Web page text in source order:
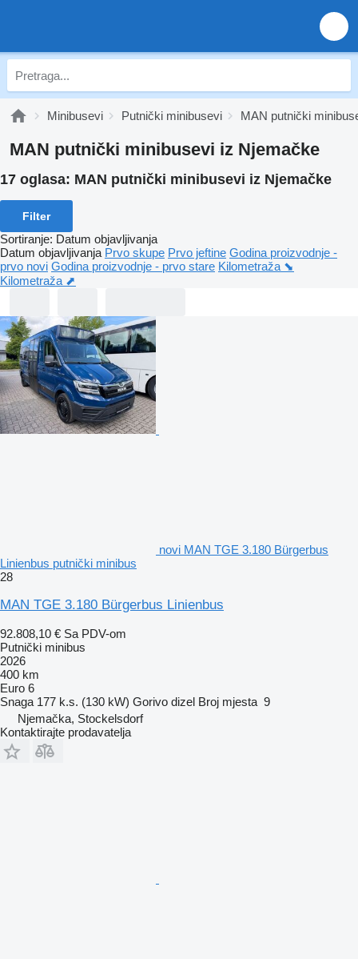
Minibusevi Putnički minibusevi MAN putnički
MAN putnički minibusevi iz Njemačke
17 oglasa: MAN putnički minibusevi iz Njemačke
Filter
Sortiranje: Datum objavljivanja
Datum objavljivanja Prvo skupe Prvo jeftine Godina proizvodnje -
prvo novi Godina proizvodnje - prvo stare Kilometraža ⬊
Kilometraža ⬈
novi MAN TGE 3.180 Bürgerbus
Linienbus putnički minibus
28
MAN TGE 3.180 Bürgerbus Linienbus
92.808,10 € Sa PDV-om
Putnički minibus
2026
400 km
Euro 6
Snaga 177 k.s. (130 kW) Gorivo dizel Broj mjesta 9
Njemačka, Stockelsdorf
Kontaktirajte prodavatelja